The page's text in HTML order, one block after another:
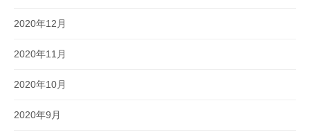
2020年12月
2020年11月
2020年10月
2020年9月